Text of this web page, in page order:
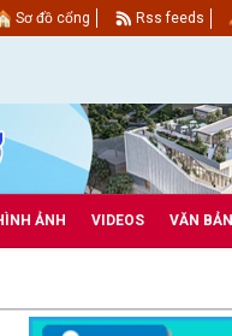
ẢNH VIDEOS VĂN BẢN
Sơ đồ cổng Rss feeds